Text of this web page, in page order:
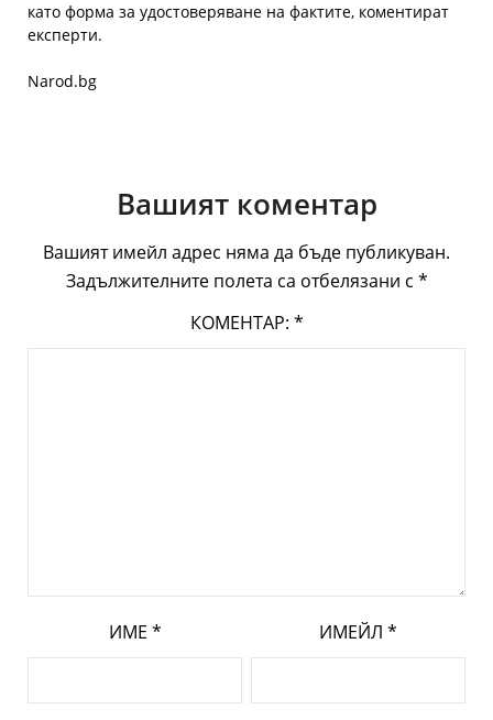
като форма за удостоверяване на фактите, коментират
експерти.
Narod.bg
Вашият коментар
Вашият имейл адрес няма да бъде публикуван.
Задължителните полета са отбелязани с *
КОМЕНТАР: *
ИМЕ * ИМЕЙЛ *